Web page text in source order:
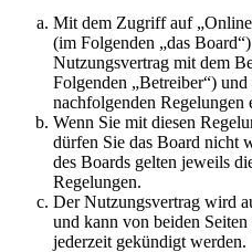
Mit dem Zugriff auf
(im Folgenden „das
Nutzungsvertrag mit dem
Folgenden „Betreiber“)
nachfolgenden Regelungen
Wenn Sie mit diesen
dürfen Sie das Board nicht
des Boards gelten jeweils
Regelungen.
Der Nutzungsvertrag wird
und kann von beiden
jederzeit gekündigt werden.